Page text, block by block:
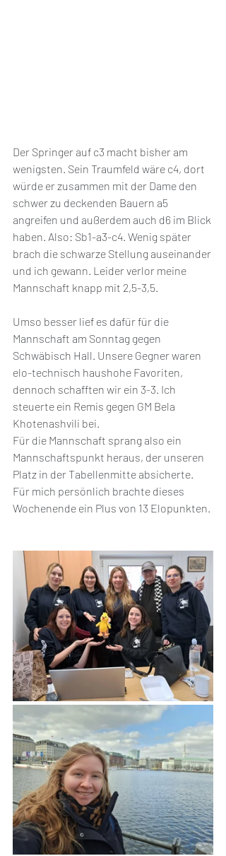
Der Springer auf c3 macht bisher am
wenigsten. Sein Traumfeld wäre c4, dort
würde er zusammen mit der Dame den
schwer zu deckenden Bauern a5
angreifen und außerdem auch d6 im Blick
haben. Also: Sb1-a3-c4. Wenig später
brach die schwarze Stellung auseinander
und ich gewann. Leider verlor meine
Mannschaft knapp mit 2,5-3,5.
Umso besser lief es dafür für die
Mannschaft am Sonntag gegen
Schwäbisch Hall. Unsere Gegner waren
elo-technisch haushohe Favoriten,
dennoch schafften wir ein 3-3. Ich
steuerte ein Remis gegen GM Bela
Khotenashvili bei.
Für die Mannschaft sprang also ein
Mannschaftspunkt heraus, der unseren
Platz in der Tabellenmitte absicherte.
Für mich persönlich brachte dieses
Wochenende ein Plus von 13 Elopunkten.